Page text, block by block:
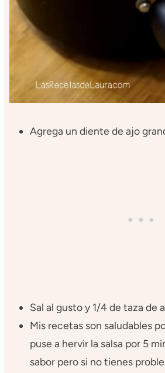
Agrega un diente de ajo
Sal al gusto y 1/4 de taza de
Mis recetas son saludables
puse a hervir la salsa por 5
sabor pero si no tienes